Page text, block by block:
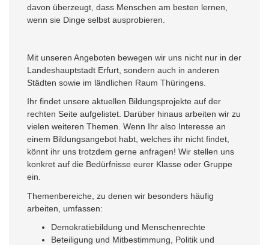
davon überzeugt, dass Menschen am besten lernen,
wenn sie Dinge selbst ausprobieren.
Mit unseren Angeboten bewegen wir uns nicht nur in der
Landeshauptstadt Erfurt, sondern auch in anderen
Städten sowie im ländlichen Raum Thüringens.
Ihr findet unsere aktuellen Bildungsprojekte auf der
rechten Seite aufgelistet. Darüber hinaus arbeiten wir zu
vielen weiteren Themen. Wenn Ihr also Interesse an
einem Bildungsangebot habt, welches ihr nicht findet,
könnt ihr uns trotzdem gerne anfragen! Wir stellen uns
konkret auf die Bedürfnisse eurer Klasse oder Gruppe
ein.
Themenbereiche, zu denen wir besonders häufig
arbeiten, umfassen:
Demokratiebildung und Menschenrechte
Beteiligung und Mitbestimmung, Politik und